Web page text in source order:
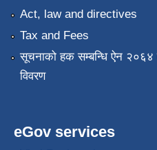
Act, law and directives
Tax and Fees
सूचनाको हक सम्बन्धि ऐन २०६४
विवरण
eGov services